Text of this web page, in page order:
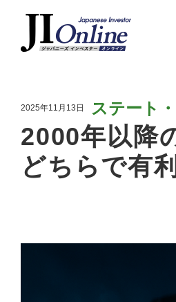
2025年11月13日 ステート
2000年以降
どちらで有